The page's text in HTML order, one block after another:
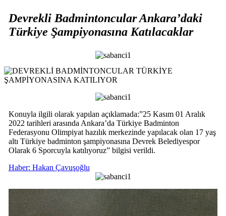
Devrekli Badmintoncular Ankara’daki
Türkiye Şampiyonasına Katılacaklar
Konuyla ilgili olarak yapılan açıklamada:”25 Kasım 01 Aralık
2022 tarihleri arasında Ankara’da Türkiye Badminton
Federasyonu Olimpiyat hazılık merkezinde yapılacak olan 17 yaş
altı Türkiye badminton şampiyonasına Devrek Belediyespor
Olarak 6 Sporcuyla katılıyoruz” bilgisi verildi.
Haber: Hakan Çavuşoğlu